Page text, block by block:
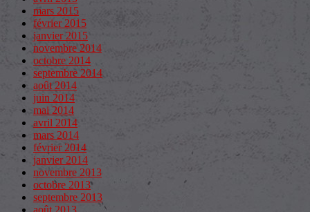
mars 2015
février 2015
janvier 2015
novembre 2014
octobre 2014
septembre 2014
août 2014
juin 2014
mai 2014
avril 2014
mars 2014
février 2014
janvier 2014
novembre 2013
octobre 2013
septembre 2013